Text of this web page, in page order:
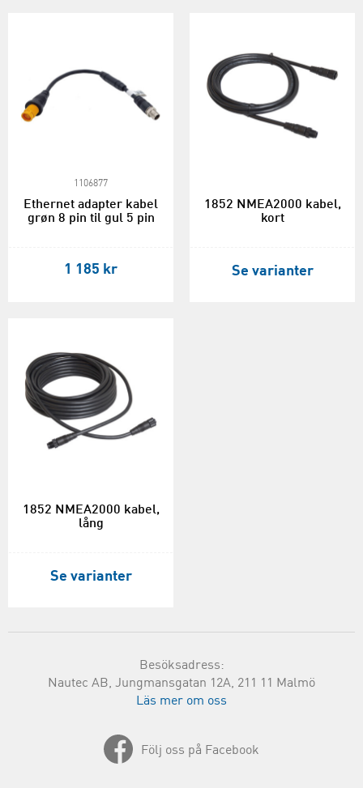
1106877
Ethernet adapter kabel
grøn 8 pin til gul 5 pin
1 185 kr
1852 NMEA2000 kabel,
kort
Se varianter
1852 NMEA2000 kabel,
lång
Se varianter
Besöksadress:
Nautec AB, Jungmansgatan 12A, 211 11 Malmö
Läs mer om oss
Följ oss på Facebook